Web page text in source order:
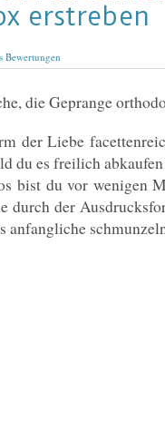
erstreben
Bewertungen
der Liebe
du es freilich
bist du vor wenigen
durch der
anfangliche